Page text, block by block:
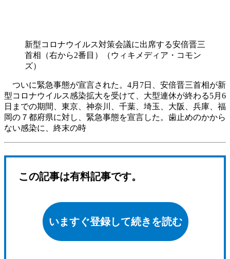
新型コロナウイルス対策会議に出席する安倍晋三
首相（右から2番目）（ウィキメディア・コモン
ズ）
ついに緊急事態が宣言された。4月7日、安倍晋三首相が新
型コロナウイルス感染拡大を受けて、大型連休が終わる5月6
日までの期間、東京、神奈川、千葉、埼玉、大阪、兵庫、福
岡の７都府県に対し、緊急事態を宣言した。歯止めのかから
ない感染に、終末の時
この記事は有料記事です。
いますぐ登録して続きを読む